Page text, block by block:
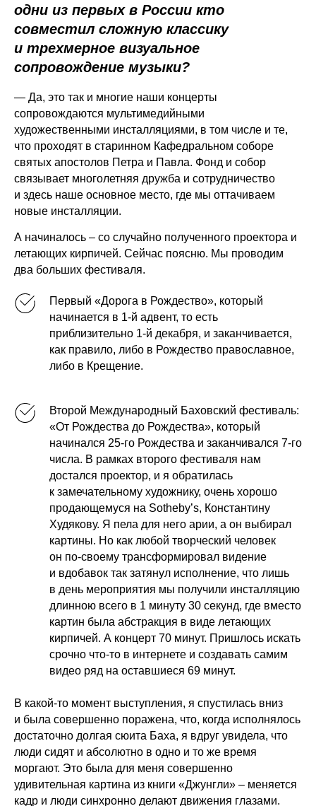
одни из первых в России кто
совместил сложную классику
и трехмерное визуальное
сопровождение музыки?
— Да, это так и многие наши концерты
сопровождаются мультимедийными
художественными инсталляциями, в том числе и те,
что проходят в старинном Кафедральном соборе
святых апостолов Петра и Павла. Фонд и собор
связывает многолетняя дружба и сотрудничество
и здесь наше основное место, где мы оттачиваем
новые инсталляции.
А начиналось – со случайно полученного проектора и
летающих кирпичей. Сейчас поясню. Мы проводим
два больших фестиваля.
Первый «Дорога в Рождество», который
начинается в 1-й адвент, то есть
приблизительно 1-й декабря, и заканчивается,
как правило, либо в Рождество православное,
либо в Крещение.
Второй Международный Баховский фестиваль:
«От Рождества до Рождества», который
начинался 25-го Рождества и заканчивался 7-го
числа. В рамках второго фестиваля нам
достался проектор, и я обратилась
к замечательному художнику, очень хорошо
продающемуся на Sotheby’s, Константину
Худякову. Я пела для него арии, а он выбирал
картины. Но как любой творческий человек
он по-своему трансформировал видение
и вдобавок так затянул исполнение, что лишь
в день мероприятия мы получили инсталляцию
длинною всего в 1 минуту 30 секунд, где вместо
картин была абстракция в виде летающих
кирпичей. А концерт 70 минут. Пришлось искать
срочно что-то в интернете и создавать самим
видео ряд на оставшиеся 69 минут.
В какой-то момент выступления, я спустилась вниз
и была совершенно поражена, что, когда исполнялось
достаточно долгая сюита Баха, я вдруг увидела, что
люди сидят и абсолютно в одно и то же время
моргают. Это была для меня совершенно
удивительная картина из книги «Джунгли» – меняется
кадр и люди синхронно делают движения глазами.